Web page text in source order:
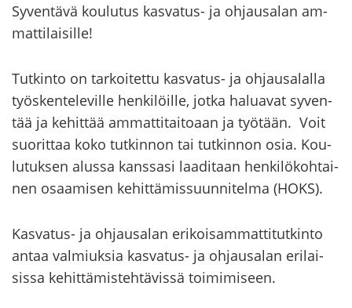
Sy­ven­tä­vä kou­lu­tus kasvatus-​ ja oh­jausa­lan am­
mat­ti­lai­sil­le!
Tut­kin­to on tar­koi­tet­tu kasvatus-​ ja oh­jausa­lal­la
työs­ken­te­le­vil­le hen­ki­löil­le, jotka ha­lua­vat sy­ven­
tää ja ke­hit­tää am­mat­ti­tai­to­aan ja työ­tään. Voit
suo­rit­taa koko tut­kin­non tai tut­kin­non osia. Kou­
lu­tuk­sen alus­sa kans­sa­si laa­di­taan hen­ki­lö­koh­tai­
nen osaa­mi­sen ke­hit­tä­mis­suun­ni­tel­ma (HOKS).
Kasvatus-​ ja oh­jausa­lan eri­koi­sam­mat­ti­tut­kin­to
antaa val­miuk­sia kasvatus-​ ja oh­jausa­lan eri­lai­
sis­sa ke­hit­tä­mis­teh­tä­vis­sä toi­mi­mi­seen.